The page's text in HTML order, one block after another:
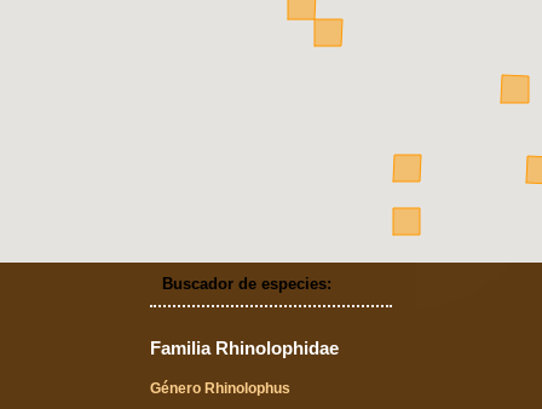
Buscador de especies:
Familia Rhinolophidae
Género Rhinolophus